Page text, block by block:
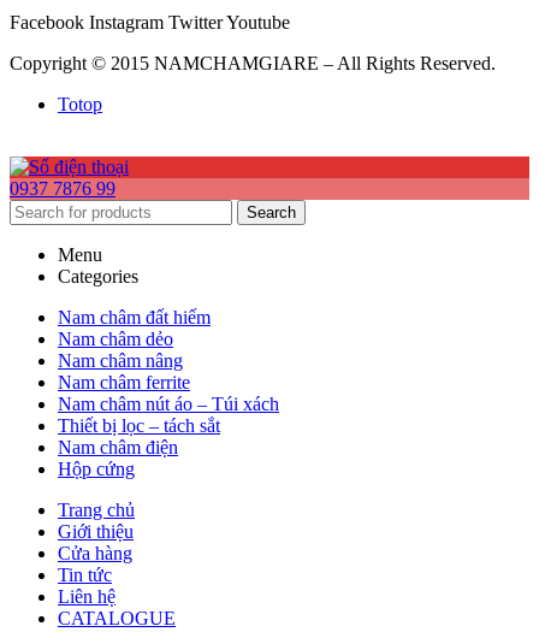
Facebook Instagram TwitterYoutube
Copyright © 2015 NAMCHAMGIARE – All Rights Reserved.
Totop
0937 7876 99
Search
Menu
Categories
Nam châm đất hiếm
Nam châm dẻo
Nam châm nâng
Nam châm ferrite
Nam châm nút áo – Túi xách
Thiết bị lọc – tách sắt
Nam châm điện
Hộp cứng
Trang chủ
Giới thiệu
Cửa hàng
Tin tức
Liên hệ
CATALOGUE